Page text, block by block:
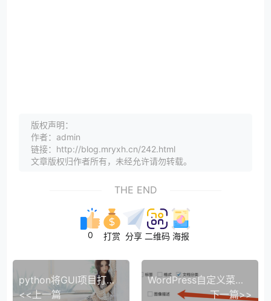
版权声明：
作者：admin
链接：http://blog.mryxh.cn/242.html
文章版权归作者所有，未经允许请勿转载。
THE END
0 打赏 分享 二维码 海报
python将GUI项目打包成exe文件
<<上一篇
WordPress自定义菜单新窗口打开链接
下一篇>>